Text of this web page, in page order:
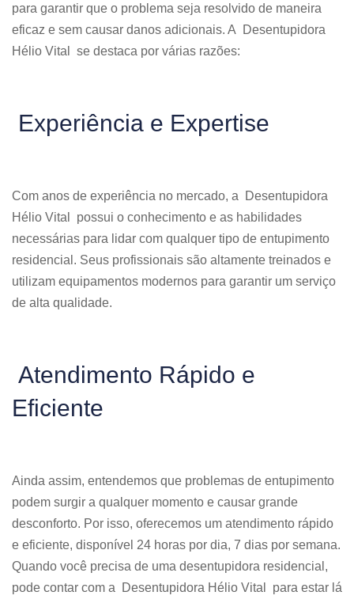
para garantir que o problema seja resolvido de maneira
eficaz e sem causar danos adicionais. A Desentupidora
Hélio Vital se destaca por várias razões:
Experiência e Expertise
Com anos de experiência no mercado, a Desentupidora
Hélio Vital possui o conhecimento e as habilidades
necessárias para lidar com qualquer tipo de entupimento
residencial. Seus profissionais são altamente treinados e
utilizam equipamentos modernos para garantir um serviço
de alta qualidade.
Atendimento Rápido e
Eficiente
Ainda assim, entendemos que problemas de entupimento
podem surgir a qualquer momento e causar grande
desconforto. Por isso, oferecemos um atendimento rápido
e eficiente, disponível 24 horas por dia, 7 dias por semana.
Quando você precisa de uma desentupidora residencial,
pode contar com a Desentupidora Hélio Vital para estar lá